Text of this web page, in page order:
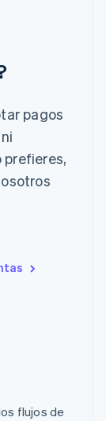
pagos
prefieres,
flujos de